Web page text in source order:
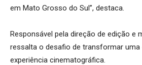
em Mato Grosso do Sul”, destaca.
Responsável pela direção de edição e
ressalta o desafio de transformar uma
experiência cinematográfica.